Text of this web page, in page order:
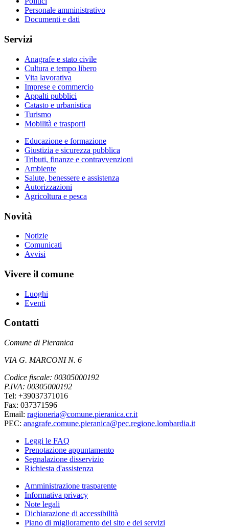
Personale amministrativo
Documenti e dati
Servizi
Anagrafe e stato civile
Cultura e tempo libero
Vita lavorativa
Imprese e commercio
Appalti pubblici
Catasto e urbanistica
Turismo
Mobilità e trasporti
Educazione e formazione
Giustizia e sicurezza pubblica
Tributi, finanze e contravvenzioni
Ambiente
Salute, benessere e assistenza
Autorizzazioni
Agricoltura e pesca
Novità
Notizie
Comunicati
Avvisi
Vivere il comune
Luoghi
Eventi
Contatti
Comune di Pieranica
VIA G. MARCONI N. 6
Codice fiscale: 00305000192
P.IVA: 00305000192
Tel: +39037371016
Fax: 037371596
Email: ragioneria@comune.pieranica.cr.it
PEC: anagrafe.comune.pieranica@pec.regione.lombardia.it
Leggi le FAQ
Prenotazione appuntamento
Segnalazione disservizio
Richiesta d'assistenza
Amministrazione trasparente
Informativa privacy
Note legali
Dichiarazione di accessibilità
Piano di miglioramento del sito e dei servizi